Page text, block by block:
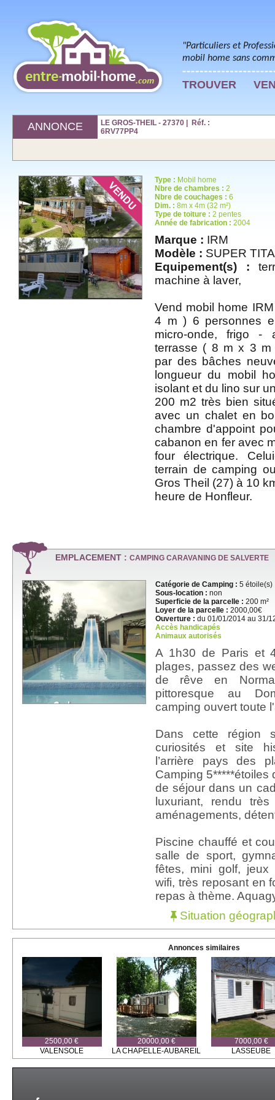
"Particuliers et
mobil home sans
TROUVER
ANNONCE
LE GROS-THEIL - 27370 | Réf. :
6RV77PP4
Type : Mobil home
Nbre de chambres : 2
Nbre de couchages : 6
Dim. : 8m x 4m (32 m²)
Type de toiture : 2 pentes
Année de fabrication : 2004
Marque : IRM
Modèle : SUPER
Equipement(s) :
machine à laver,
Vend mobil home
4 m ) 6 personnes
micro-onde, frigo -
terrasse ( 8 m x 3 m
par des bâches
longueur du mobil
isolant et du lino sur
200 m2 très bien
avec un chalet en
chambre d'appoint
cabanon en fer avec
four électrique.
terrain de camping
Gros Theil (27) à 10
heure de Honfleur.
EMPLACEMENT : CAMPING CARAVANING DE SALVERTE
Catégorie de Camping : 5 étoile(s)
Sous-location : non
Superficie de la parcelle : 200 m²
Loyer de la parcelle : 2000,00€
Ouverture : du 01/01/2014 au 31/
Accès handicapés
Animaux autorisés
A 1h30 de Paris et
plages, passez des
de rêve en
pittoresque au
camping ouvert toute
Dans cette région
curiosités et site
l’arrière pays des
Camping 5*****étoiles
de séjour dans un
luxuriant, rendu
aménagements,
Piscine chauffé et
salle de sport,
fêtes, mini golf, jeux
wifi, très reposant en
repas à thème.
Situation
Annonces similaires
2500,00 €
VALENSOLE
20000,00 €
LA CHAPELLE-AUBAREIL
7000,00 €
LASSEUBE